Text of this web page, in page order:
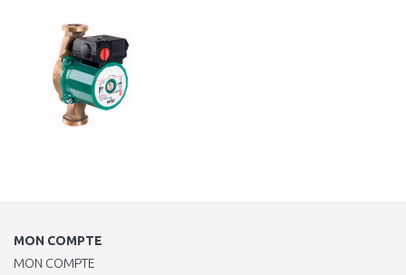
Au comparatif
MON COMPTE
MON COMPTE